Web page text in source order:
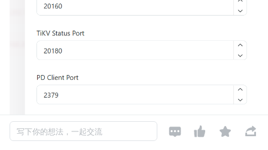
写下你的想法，一起交流    